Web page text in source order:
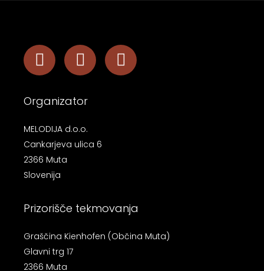
Organizator
MELODIJA d.o.o.
Cankarjeva ulica 6
2366 Muta
Slovenija
Prizorišče tekmovanja
Graščina Kienhofen (Občina Muta)
Glavni trg 17
2366 Muta